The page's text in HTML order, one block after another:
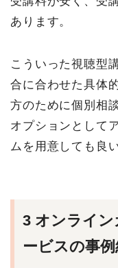
あります。
こういった視聴型
合に合わせた具体
方のために個別相
オプションとして
ムを用意しても良
3 オンライ
ービスの事